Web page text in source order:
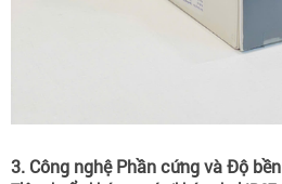
3. Công nghệ Phần cứng và Độ bền